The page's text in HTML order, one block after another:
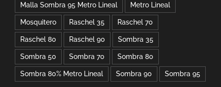
Malla Sombra 95 Metro Lineal Metro Lineal
Mosquitero Raschel 35 Raschel 70
Raschel 80 Raschel 90 Sombra 35
Sombra 50 Sombra 70 Sombra 80
Sombra 80% Metro Lineal Sombra 90 Sombra 95